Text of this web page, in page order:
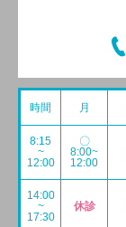
時間 月
8:15
~
12:00
〇
8:00~
12:00
14:00
~
17:30
休診